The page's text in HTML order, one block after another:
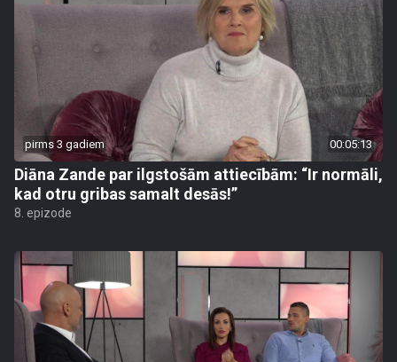
pirms 3 gadiem 00:05:13
Diāna Zande par ilgstošām attiecībām: “Ir normāli,
kad otru gribas samalt desās!”
8. epizode